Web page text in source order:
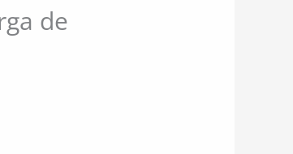
de